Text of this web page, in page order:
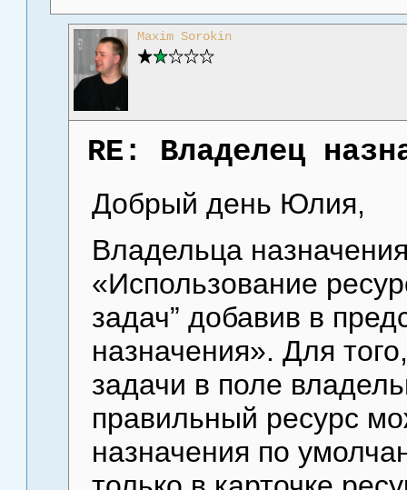
Maxim Sorokin
RE: Владелец
Добрый день Юлия,
Владельца
«Использование
задач” добавив в
назначения». Для
задачи в поле
правильный ресурс
назначения по